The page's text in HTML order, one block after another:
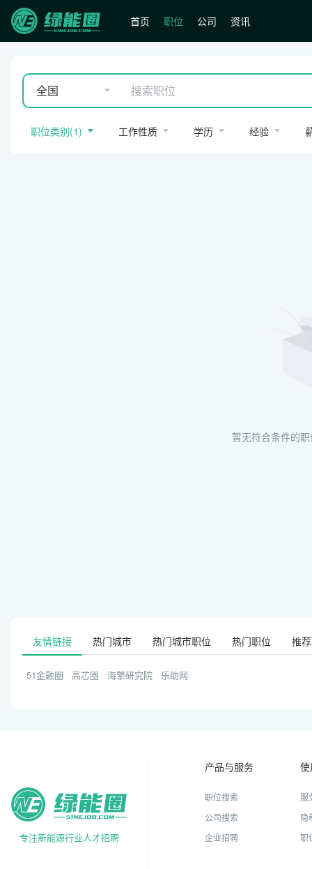
首页 职位 公司 资讯
全国
职位类别(1) 工作性质 学历 经验
暂无符合条件的
友情链接 热门城市 热门城市职位 热门职位 推
51金融圈 高芯圈 海擎研究院 乐助网
专注新能源行业人才招聘
产品与服务
职位搜索
公司搜索
企业招聘
服
隐
职